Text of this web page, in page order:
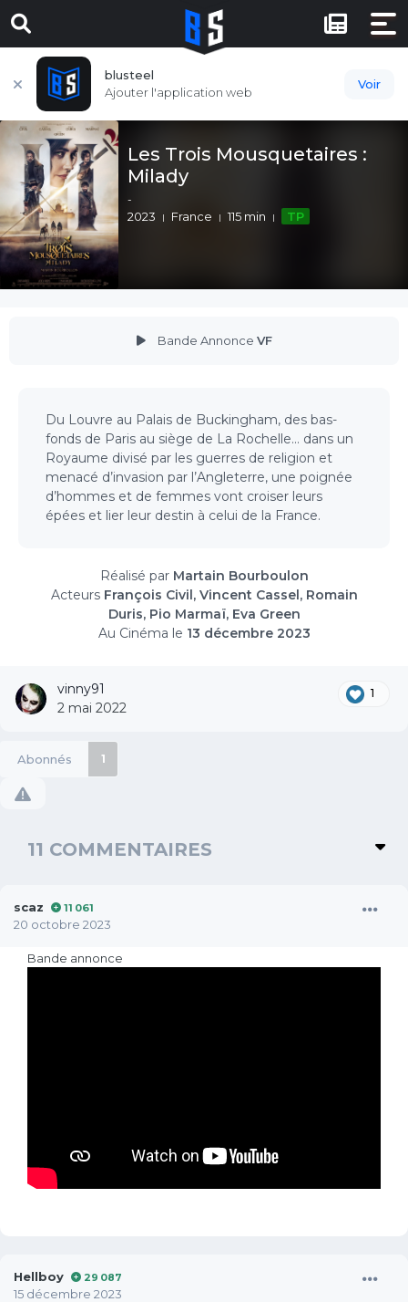
blusteel
Ajouter l'application web
Voir
Les Trois Mousquetaires :
Milady
-
2023 France 115 min TP
Bande Annonce VF
Du Louvre au Palais de Buckingham, des bas-
fonds de Paris au siège de La Rochelle… dans un
Royaume divisé par les guerres de religion et
menacé d’invasion par l’Angleterre, une poignée
d’hommes et de femmes vont croiser leurs
épées et lier leur destin à celui de la France.
Réalisé par Martain Bourboulon
Acteurs François Civil, Vincent Cassel, Romain
Duris, Pio Marmaï, Eva Green
Au Cinéma le 13 décembre 2023
1
vinny91
2 mai 2022
Abonnés 1
11 COMMENTAIRES
scaz 11 061
20 octobre 2023
Bande annonce
Hellboy 29 087
15 décembre 2023